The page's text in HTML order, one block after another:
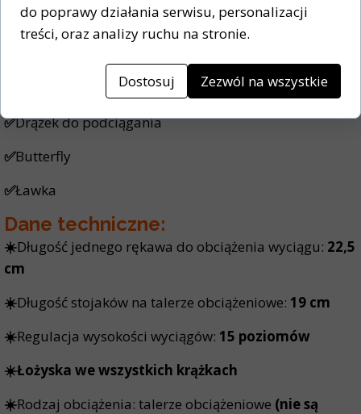
Przyrządy do ćwiczeń:
Dwa wyciągi z regulowaną wysokością
✅Drążek do podciągania
✅Butterfly
✅Ławka
Dane techniczne:
☀️Długość jednego rękawa do obciążenia wyciągu: 22,5
cm
☀️Długość stojaków na talerze obciążeniowe: 19 cm
☀️Regulacja wysokości wyciągów: 15 poziomów
☀️Łożyska we wszystkich krążkach
☀️Rodzaj obciążenia: talerze obciążeniowe (nie są
do poprawy działania serwisu, personalizacji
treści, oraz analizy ruchu na stronie.
Dostosuj Zezwól na wszystkie